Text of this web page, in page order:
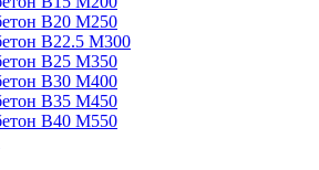
В20 М250
В22.5 М300
В25 М350
В30 М400
В35 М450
В40 М550